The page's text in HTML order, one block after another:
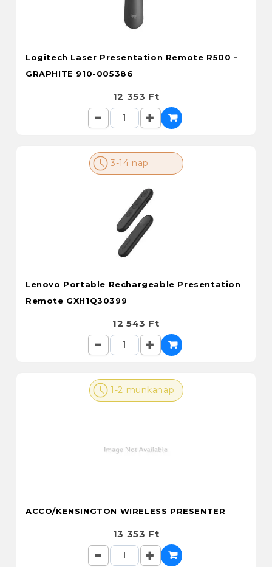
Logitech Laser Presentation Remote R500 -
GRAPHITE 910-005386
12 353 Ft
3-14 nap
Lenovo Portable Rechargeable Presentation
Remote GXH1Q30399
12 543 Ft
1-2 munkanap
ACCO/KENSINGTON WIRELESS PRESENTER
13 353 Ft